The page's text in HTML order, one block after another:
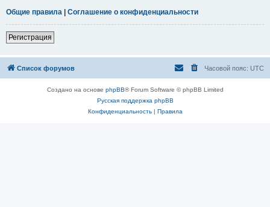
Общие правила | Соглашение о конфиденциальности
Регистрация
Список форумов Часовой пояс: UTC
Создано на основе phpBB® Forum Software © phpBB Limited
Русская поддержка phpBB
Конфиденциальность| Правила